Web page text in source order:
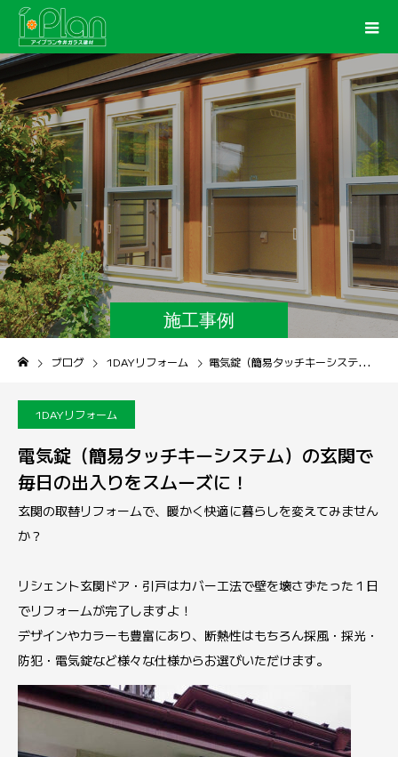
施工事例
ブログ 1DAYリフォーム 電気錠（簡易タッチキーシステム）の玄関で毎日の出入りをスムーズに！
1DAYリフォーム
電気錠（簡易タッチキーシステム）の玄関で
毎日の出入りをスムーズに！
玄関の取替リフォームで、暖かく快適に暮らしを変えてみません
か？
リシェント玄関ドア・引戸はカバー工法で壁を壊さずたった１日
でリフォームが完了しますよ！
デザインやカラーも豊富にあり、断熱性はもちろん採風・採光・
防犯・電気錠など様々な仕様からお選びいただけます。